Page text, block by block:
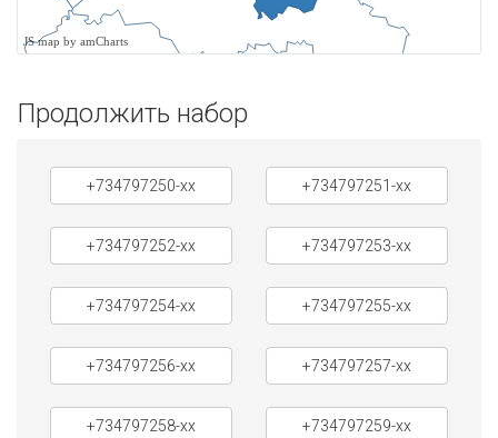
JS map by amCharts
Продолжить набор
+734797250-xx +734797251-xx
+734797252-xx +734797253-xx
+734797254-xx +734797255-xx
+734797256-xx +734797257-xx
+734797258-xx +734797259-xx